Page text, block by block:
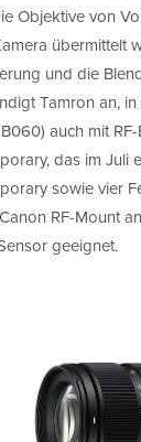
Objektive von
übermittelt
und die
Tamron an,
auch mit
das im Juli
sowie vier
RF-Mount
geeignet.